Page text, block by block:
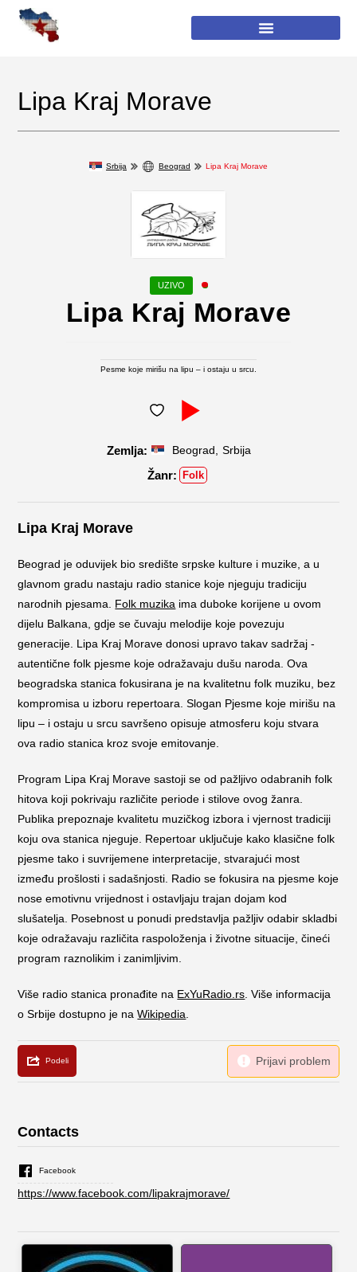
Lipa Kraj Morave
Srbija Beograd Lipa Kraj Morave
Lipa Kraj Morave
Pesme koje mirišu na lipu – i ostaju u srcu.
Beograd Srbija
Folk
Lipa Kraj Morave
Beograd je oduvijek bio središte srpske kulture i muzike, a u
glavnom gradu nastaju radio stanice koje njeguju tradiciju
narodnih pjesama. Folk muzika ima duboke korijene u ovom
dijelu Balkana, gdje se čuvaju melodije koje povezuju
generacije. Lipa Kraj Morave donosi upravo takav sadržaj -
autentične folk pjesme koje odražavaju dušu naroda. Ova
beogradska stanica fokusirana je na kvalitetnu folk muziku, bez
kompromisa u izboru repertoara. Slogan Pjesme koje mirišu na
lipu – i ostaju u srcu savršeno opisuje atmosferu koju stvara
ova radio stanica kroz svoje emitovanje.
Program Lipa Kraj Morave sastoji se od pažljivo odabranih folk
hitova koji pokrivaju različite periode i stilove ovog žanra.
Publika prepoznaje kvalitetu muzičkog izbora i vjernost tradiciji
koju ova stanica njeguje. Repertoar uključuje kako klasične folk
pjesme tako i suvrijemene interpretacije, stvarajući most
između prošlosti i sadašnjosti. Radio se fokusira na pjesme koje
nose emotivnu vrijednost i ostavljaju trajan dojam kod
slušatelja. Posebnost u ponudi predstavlja pažljiv odabir skladbi
koje odražavaju različita raspoloženja i životne situacije, čineći
program raznolikim i zanimljivim.
Više radio stanica pronađite na ExYuRadio.rs . Više informacija
o Srbije dostupno je naWikipedia
Contacts
Facebook
https://www.facebook.com/lipakrajmorave/